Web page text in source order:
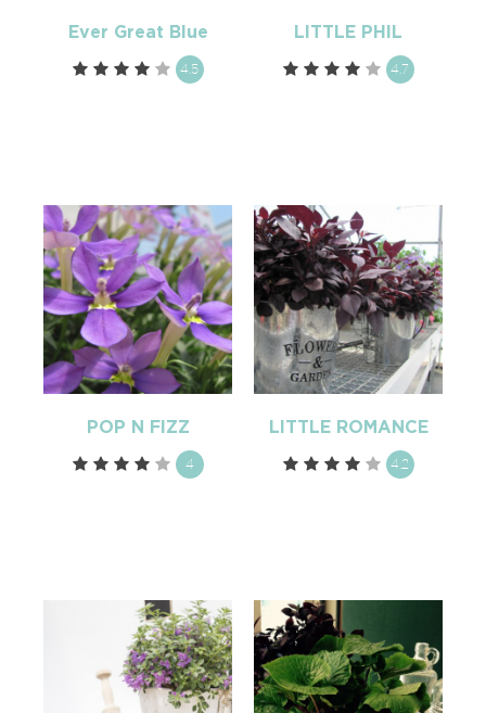
Ever Great Blue
4.5
LITTLE PHIL
4.7
POP N FIZZ
4
LITTLE ROMANCE
4.2